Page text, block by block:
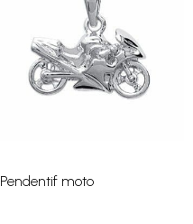
Pendentif moto